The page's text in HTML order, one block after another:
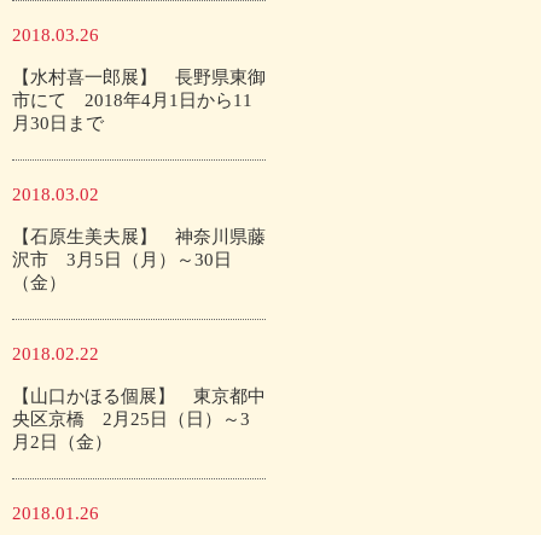
2018.03.26
【水村喜一郎展】 長野県東御
市にて 2018年4月1日から11
月30日まで
2018.03.02
【石原生美夫展】 神奈川県藤
沢市 3月5日（月）～30日
（金）
2018.02.22
【山口かほる個展】 東京都中
央区京橋 2月25日（日）～3
月2日（金）
2018.01.26